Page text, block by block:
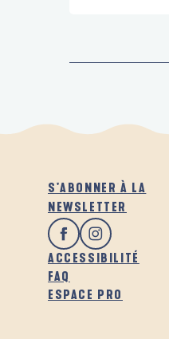
S'ABONNER À LA
NEWSLETTER
ACCESSIBILITÉ
FAQ
ESPACE PRO